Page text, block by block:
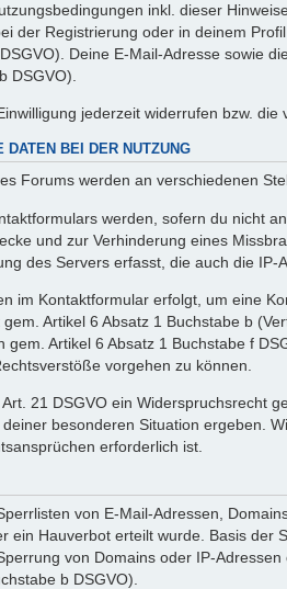
inkl. dieser
der Registrierung oder in deinem
Deine E-Mail-Adresse sowie
DSGVO).
jederzeit widerrufen bzw.
DATEN BEI DER NUTZUNG
Forums werden an verschiedenen
werden, sofern du nicht
und zur Verhinderung eines
des Servers erfasst, die auch die IP-
im Kontaktformular erfolgt, um eine
Artikel 6 Absatz 1 Buchstabe b
gem. Artikel 6 Absatz 1 Buchstabe f
vorgehen zu können.
21 DSGVO ein Widerspruchsrecht
besonderen Situation ergeben.
erforderlich ist.
von E-Mail-Adressen,
ein Hauverbot erteilt wurde. Basis der
von Domains oder IP-
b DSGVO).